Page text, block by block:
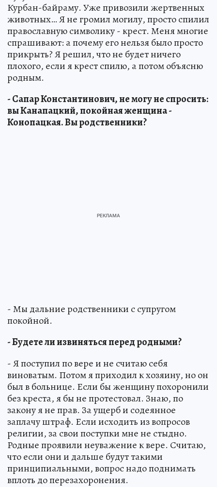
Курбан-байраму. Уже привозили жертвенных
животных… Я не громил могилу, просто спилил
православную символику - крест. Меня многие
спрашивают: а почему его нельзя было просто
прикрыть? Я решил, что не будет ничего
плохого, если я крест спилю, а потом объясню
родным.
- Сапар Константинович, не могу не спросить:
вы Канапацкий, покойная женщина -
Конопацкая. Вы родственники?
- Мы дальние родственники с супругом
покойной.
- Будете ли извиняться перед родными?
- Я поступил по вере и не считаю себя
виноватым. Потом я приходил к хозяину, но он
был в больнице. Если бы женщину похоронили
без креста, я бы не протестовал. Знаю, по
закону я не прав. За ущерб и содеянное
заплачу штраф. Если исходить из вопросов
религии, за свои поступки мне не стыдно.
Родные проявили неуважение к вере. Считаю,
что если они и дальше будут такими
принципиальными, вопрос надо поднимать
вплоть до перезахоронения.